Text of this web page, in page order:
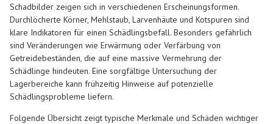
Schadbilder zeigen sich in verschiedenen Erscheinungsformen.
Durchlöcherte Körner, Mehlstaub, Larvenhäute und Kotspuren sind
klare Indikatoren für einen Schädlingsbefall. Besonders gefährlich
sind Veränderungen wie Erwärmung oder Verfärbung von
Getreidebeständen, die auf eine massive Vermehrung der
Schädlinge hindeuten. Eine sorgfältige Untersuchung der
Lagerbereiche kann frühzeitig Hinweise auf potenzielle
Schädlingsprobleme liefern.
Folgende Übersicht zeigt typische Merkmale und Schäden wichtiger